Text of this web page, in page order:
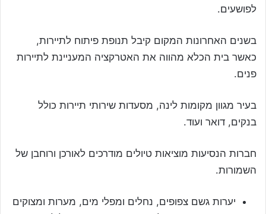
לפושעים.
בשנים האחרונות המקום קיבל תנופת פיתוח לתיירות,
כאשר בית הכלא מהווה את האטרקציה המעניינת לתיירות
פנים.
בעיר מגוון מקומות לינה, מסעדות שירותי תיירות כולל
בנקים, דואר ועוד.
חברות הנסיעות מוציאות טיולים מודרכים לאורכן ורוחבן של
השמורות.
יערות גשם צפופים, נחלים ומפלי מים, מערות ומצוקים